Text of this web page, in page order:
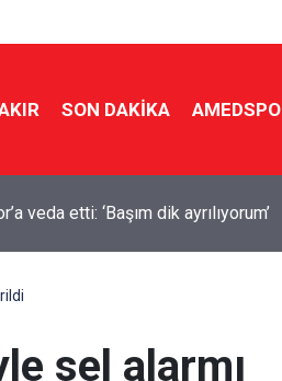
SON DAKIKA
mesajı: Neden sürekli
sel alarmı